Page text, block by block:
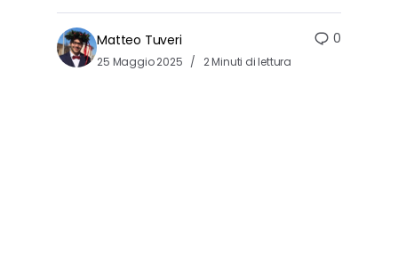
Matteo Tuveri
25 Maggio 2025 2 Minuti di lettura
0